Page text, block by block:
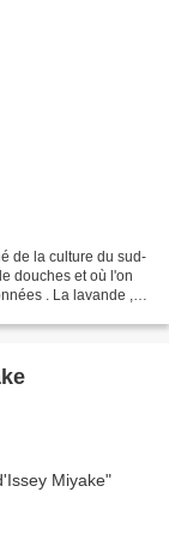
de la culture du sud-
douches et où l'on
. La lavande ,